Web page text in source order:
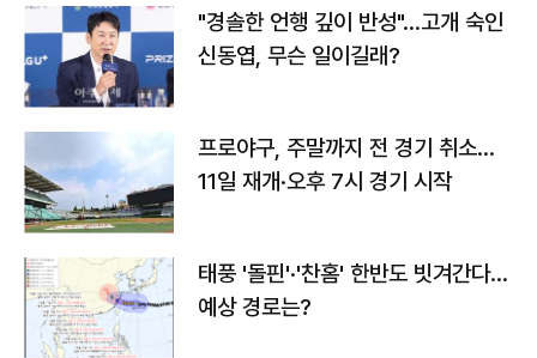
"경솔한 언행 깊이 반성"…고개 숙인
신동엽, 무슨 일이길래?
프로야구, 주말까지 전 경기 취소…
11일 재개·오후 7시 경기 시작
태풍 '돌핀'·'찬홈' 한반도 빗겨간다…
예상 경로는?